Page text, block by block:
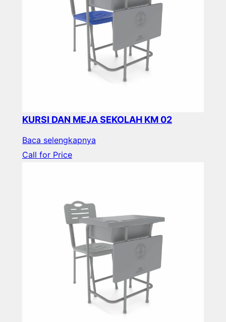
KURSI DAN MEJA SEKOLAH KM 02
Baca selengkapnya
Call for Price